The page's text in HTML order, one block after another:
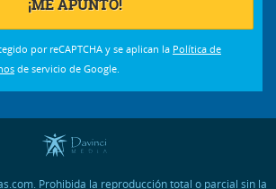
por reCAPTCHA y se aplican la Política de
de servicio de Google.
Prohibida la reproducción total o parcial sin la